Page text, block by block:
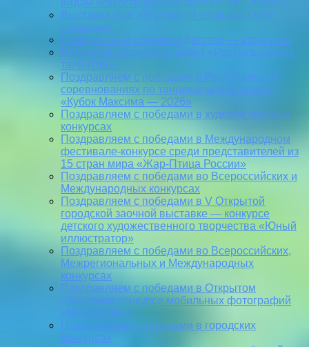
Выставка книг «Я с книгой открываю мир
природы»
Праздничный концерт «Детство — это я и ты
Вернисаж творческих работ «Россыпь наших
талантов»
Поздравляем с победами в Региональных
соревнованиях по танцевальному спорту
«Кубок Максима — 2026»
Поздравляем с победами в художественных
конкурсах
Поздравляем с победами в Международном
фестивале-конкурсе среди представителей из
15 стран мира «Жар-Птица России»
Поздравляем с победами во Всероссийских и
Международных конкурсах
Поздравляем с победами в V Открытой
городской заочной выставке — конкурсе
детского художественного творчества «Юный
иллюстратор»
Поздравляем с победами во Всероссийских,
Межрегиональных и Международных
конкурсах
Поздравляем с победами в Открытом
областном конкурсе мобильных фотографий
«Мгновения»
Поздравляем с победами в городских
конкурсах